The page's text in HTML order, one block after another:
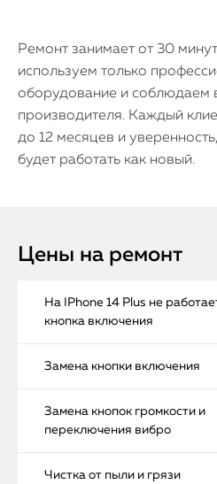
Ремонт занимает от 30
используем только
оборудование и соблюдаем
производителя. Каждый
до 12 месяцев и
будет работать как новый.
Цены на ремонт
На IPhone 14 Plus не
кнопка включения
Замена кнопки включения
Замена кнопок громкости и
переключения вибро
Чистка от пыли и грязи